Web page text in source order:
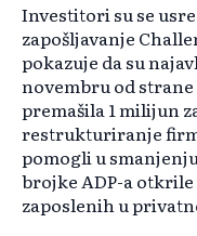
Investitori su se
zapošljavanje
pokazuje da su
novembru od
premašila 1 milijun
restrukturiranje
pomogli u
brojke ADP-a
zaposlenih u